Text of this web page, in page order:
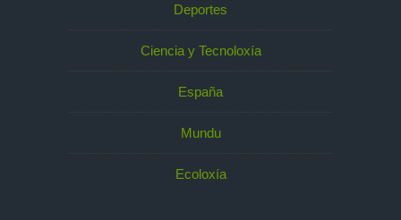
Deportes
Ciencia y Tecnoloxía
España
Mundu
Ecoloxía